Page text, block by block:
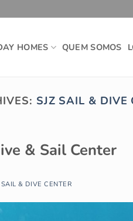
HOMES QUEM SOMOS
SJZ SAIL & DIVE
& Sail Center
& DIVE CENTER